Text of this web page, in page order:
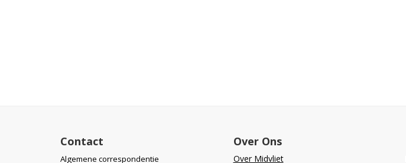
Contact
Algemene correspondentie
Over Ons
Over Midvliet